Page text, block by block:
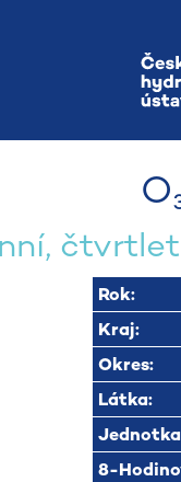
Rok:
Kraj:
Okres:
Látka:
8-